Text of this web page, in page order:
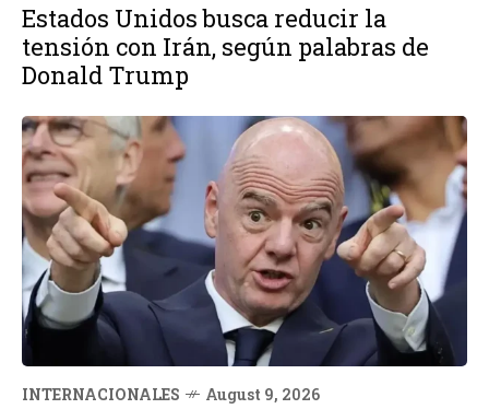
Estados Unidos busca reducir la
tensión con Irán, según palabras de
Donald Trump
INTERNACIONALES August 9, 2026